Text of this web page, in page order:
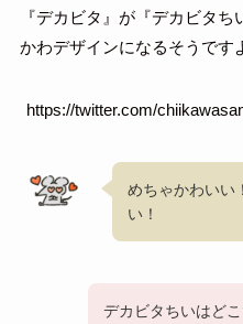
『デカビタ』が『デカビタ
かわデザインになるそうです
https://twitter.com/
めちゃかわいい
い！
デカビタちいはど